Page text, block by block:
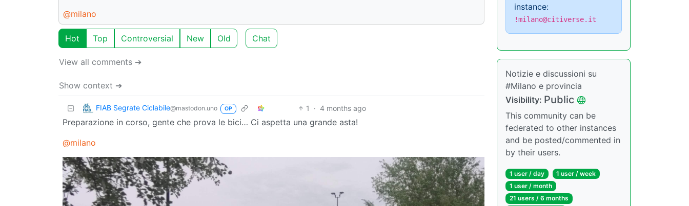
@milano
Hot Top Controversial New Old Chat
View all comments ➔
Show context ➔
FIAB Segrate Ciclabile@mastodon.uno OP 1 · 4 months ago
Preparazione in corso, gente che prova le bici… Ci aspetta una grande asta!
@milano
instance:
!milano@citiverse.it
Notizie e discussioni su
#Milano e provincia
Visibility: Public
This community can be
federated to other instances
and be posted/commented in
by their users.
1 user / day
1 user / week
1 user / month
21 users / 6 months